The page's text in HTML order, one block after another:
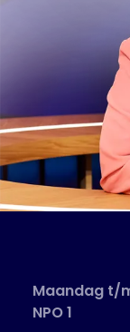
Maandag t/
NPO 1